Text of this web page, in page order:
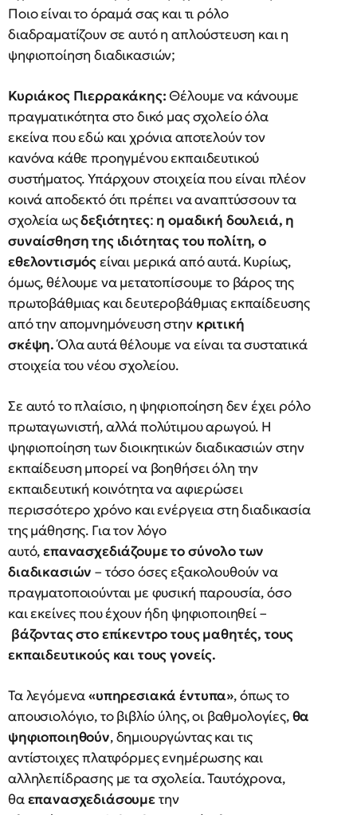
Ποιο είναι το όραμά σας και τι ρόλο
διαδραματίζουν σε αυτό η απλούστευση και η
ψηφιοποίηση διαδικασιών;
Κυριάκος Πιερρακάκης: Θέλουμε να κάνουμε
πραγματικότητα στο δικό μας σχολείο όλα
εκείνα που εδώ και χρόνια αποτελούν τον
κανόνα κάθε προηγμένου εκπαιδευτικού
συστήματος. Υπάρχουν στοιχεία που είναι πλέον
κοινά αποδεκτό ότι πρέπει να αναπτύσσουν τα
σχολεία ωςδεξιότητες: η ομαδική δουλειά, η
συναίσθηση της ιδιότητας του πολίτη, ο
εθελοντισμόςείναι μερικά από αυτά. Κυρίως,
όμως, θέλουμε να μετατοπίσουμε το βάρος της
πρωτοβάθμιας και δευτεροβάθμιας εκπαίδευσης
από την απομνημόνευση στην κριτική
σκέψη.Όλα αυτά θέλουμε να είναι τα συστατικά
στοιχεία του νέου σχολείου.
Σε αυτό το πλαίσιο, η ψηφιοποίηση δεν έχει ρόλο
πρωταγωνιστή, αλλά πολύτιμου αρωγού. Η
ψηφιοποίηση των διοικητικών διαδικασιών στην
εκπαίδευση μπορεί να βοηθήσει όλη την
εκπαιδευτική κοινότητα να αφιερώσει
περισσότερο χρόνο και ενέργεια στη διαδικασία
της μάθησης. Για τον λόγο
αυτό,επανασχεδιάζουμε το σύνολο των
διαδικασιών – τόσο όσες εξακολουθούν να
πραγματοποιούνται με φυσική παρουσία, όσο
και εκείνες που έχουν ήδη ψηφιοποιηθεί –
βάζοντας στο επίκεντρο τους μαθητές, τους
εκπαιδευτικούς και τους γονείς.
Τα λεγόμενα«υπηρεσιακά έντυπα», όπως το
απουσιολόγιο, το βιβλίο ύλης, οι βαθμολογίες,θα
ψηφιοποιηθούν, δημιουργώντας και τις
αντίστοιχες πλατφόρμες ενημέρωσης και
αλληλεπίδρασης με τα σχολεία. Ταυτόχρονα,
θαεπανασχεδιάσουμετην